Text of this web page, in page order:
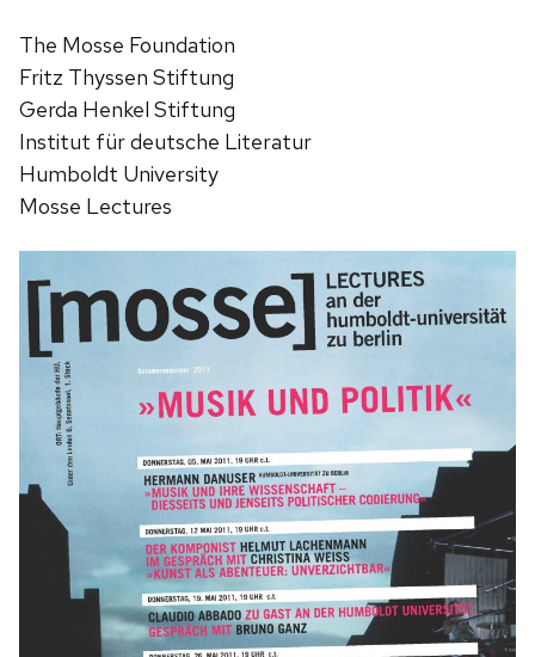
The Mosse Foundation
Fritz Thyssen Stiftung
Gerda Henkel Stiftung
Institut für deutsche Literatur
Humboldt University
Mosse Lectures